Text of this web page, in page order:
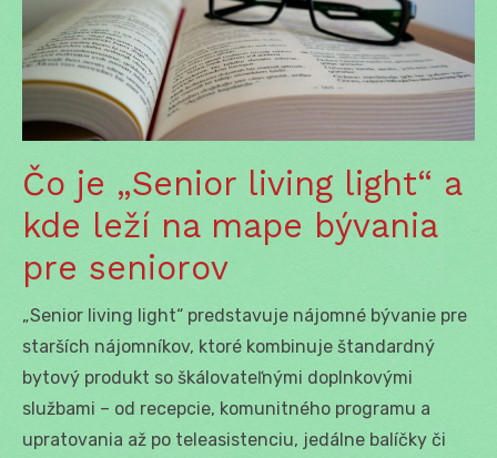
Čo je „Senior living light“ a
kde leží na mape bývania
pre seniorov
„Senior living light“ predstavuje nájomné bývanie pre
starších nájomníkov, ktoré kombinuje štandardný
bytový produkt so škálovateľnými doplnkovými
službami – od recepcie, komunitného programu a
upratovania až po teleasistenciu, jedálne balíčky či